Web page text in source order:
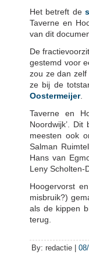
Het betreft de
Taverne en
van dit
De
gestemd voor
zou ze dan
ze bij de
Oostermeijer.
Taverne en
Noordwijk’.
meesten ook
Salman
Hans van
Leny Scholten-
Hoogervorst
misbruik?)
als de kippen
terug.
By: redactie |